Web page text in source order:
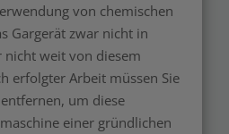
von chemischen
Gargerät zwar nicht in
nicht weit von diesem
erfolgter Arbeit müssen Sie
um diese
einer gründlichen